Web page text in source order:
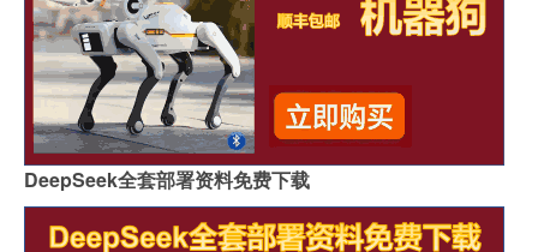
DeepSeek全套部署资料免费下载